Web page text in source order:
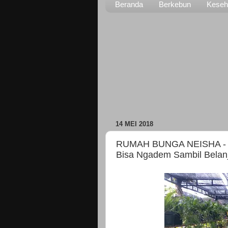
Beranda Berkebun
14 MEI 2018
RUMAH BUNGA NEISHA
Bisa Ngadem Sambil